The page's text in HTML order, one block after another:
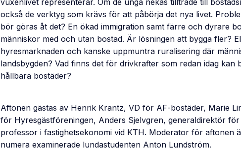
vuxenlivet representerar. Om de unga nekas tillträde till
också de verktyg som krävs för att påbörja det nya livet.
bör göras åt det? En ökad immigration samt färre och dyrare
människor med och utan bostad. Är lösningen att bygga fler?
hyresmarknaden och kanske uppmuntra ruralisering där
landsbygden? Vad finns det för drivkrafter som redan idag kan
hållbara bostäder?
Aftonen gästas av Henrik Krantz, VD för AF-bostäder, Marie
för Hyresgästföreningen, Anders Sjelvgren, generaldirektör
professor i fastighetsekonomi vid KTH. Moderator för aftonen
numera examinerade lundastudenten Anton Lundström.